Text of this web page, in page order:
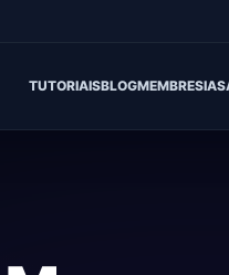
TUTORIAISBLOGMEMBRESIAS